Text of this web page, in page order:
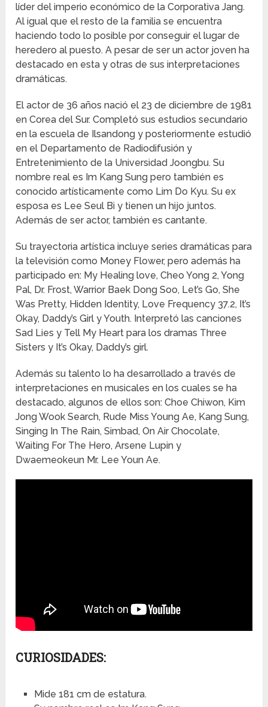
líder del imperio económico de la Corporativa Jang.
Al igual que el resto de la familia se encuentra
haciendo todo lo posible por conseguir el lugar de
heredero al puesto. A pesar de ser un actor joven ha
destacado en esta y otras de sus interpretaciones
dramáticas.
El actor de 36 años nació el 23 de diciembre de 1981
en Corea del Sur. Completó sus estudios secundario
en la escuela de Ilsandong y posteriormente estudió
en el Departamento de Radiodifusión y
Entretenimiento de la Universidad Joongbu. Su
nombre real es Im Kang Sung pero también es
conocido artísticamente como Lim Do Kyu. Su ex
esposa es Lee Seul Bi y tienen un hijo juntos.
Además de ser actor, también es cantante.
Su trayectoria artística incluye series dramáticas para
la televisión como Money Flower, pero además ha
participado en: My Healing love, Cheo Yong 2, Yong
Pal, Dr. Frost, Warrior Baek Dong Soo, Let’s Go, She
Was Pretty, Hidden Identity, Love Frequency 37.2, It’s
Okay, Daddy’s Girl y Youth. Interpretó las canciones
Sad Lies y Tell My Heart para los dramas Three
Sisters y It’s Okay, Daddy’s girl.
Además su talento lo ha desarrollado a través de
interpretaciones en musicales en los cuales se ha
destacado, algunos de ellos son: Choe Chiwon, Kim
Jong Wook Search, Rude Miss Young Ae, Kang Sung,
Singing In The Rain, Simbad, On Air Chocolate,
Waiting For The Hero, Arsene Lupin y
Dwaemeokeun Mr. Lee Youn Ae.
CURIOSIDADES:
Mide 181 cm de estatura.